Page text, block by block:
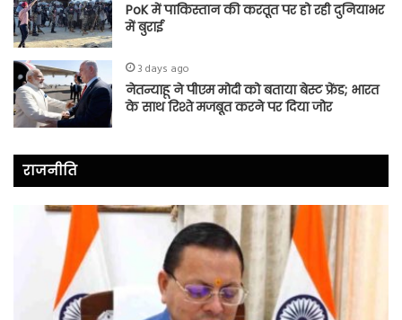
PoK में पाकिस्तान की करतूत पर हो रही दुनियाभर
में बुराई
3 days ago
नेतन्याहू ने पीएम मोदी को बताया बेस्ट फ्रेंड; भारत
के साथ रिश्ते मजबूत करने पर दिया जोर
राजनीति